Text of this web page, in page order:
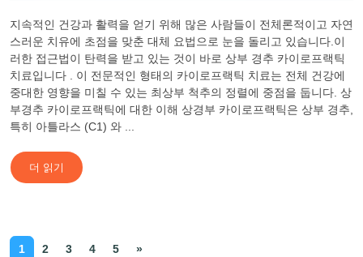
지속적인 건강과 활력을 얻기 위해 많은 사람들이 전체론적이고 자연
스러운 치유에 초점을 맞춘 대체 요법으로 눈을 돌리고 있습니다.이
러한 접근법이 탄력을 받고 있는 것이 바로 상부 경추 카이로프랙틱
치료입니다 . 이 전문적인 형태의 카이로프랙틱 치료는 전체 건강에
중대한 영향을 미칠 수 있는 최상부 척추의 정렬에 중점을 둡니다. 상
부경추 카이로프랙틱에 대한 이해 상경부 카이로프랙틱은 상부 경추,
특히 아틀라스 (C1) 와 ...
더 읽기
1 2 3 4 5 »